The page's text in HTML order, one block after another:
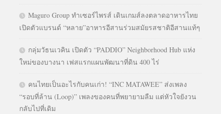
Maguro Group ทำเซอร์ไพรส์ เดินเกมส์ลงตลาดอาหารไทย
เปิดตัวแบรนด์ “หลาย”อาหารอีสานร่วมสมัยรสชาติอีสานแท้ๆ
กลุ่มวัธนเวคิน เปิดตัว “PADDIO” Neighborhood Hub แห่ง
ใหม่ของบางนา เฟสแรกแผนพัฒนาที่ดิน 400 ไร่
คนไทยเป็นอะไรกับคนเก่า! “INC MATAWEE” ส่งเพลง
“รอบที่ล้าน (Loop)” เพลงของคนที่พยายามลืม แต่หัวใจยังวน
กลับไปที่เดิม